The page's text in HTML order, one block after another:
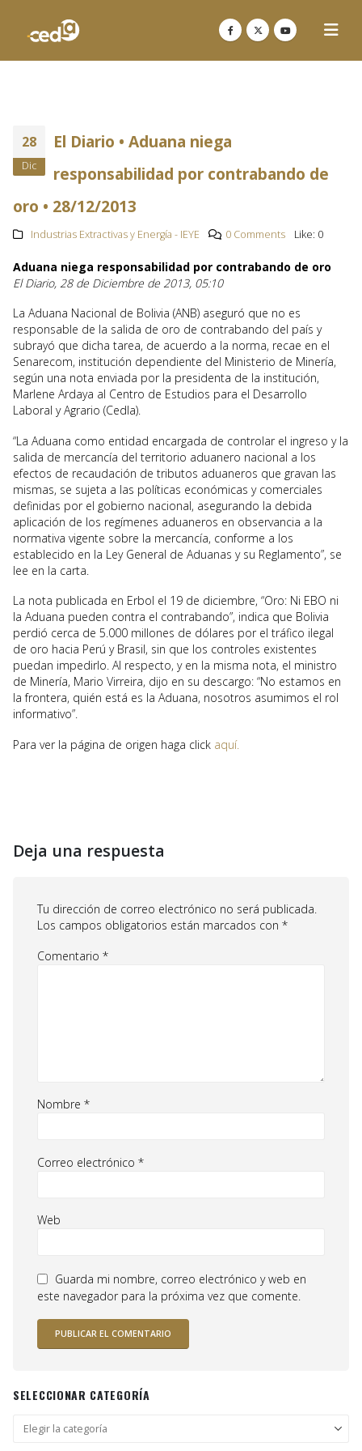
28
Dic
El Diario • Aduana niega
responsabilidad por contrabando de
oro • 28/12/2013
Industrias Extractivas y Energía - IEYE 0 Comments Like: 0
Aduana niega responsabilidad por contrabando de oro
El Diario, 28 de Diciembre de 2013, 05:10
La Aduana Nacional de Bolivia (ANB) aseguró que no es
responsable de la salida de oro de contrabando del país y
subrayó que dicha tarea, de acuerdo a la norma, recae en el
Senarecom, institución dependiente del Ministerio de Minería,
según una nota enviada por la presidenta de la institución,
Marlene Ardaya al Centro de Estudios para el Desarrollo
Laboral y Agrario (Cedla).
“La Aduana como entidad encargada de controlar el ingreso y la
salida de mercancía del territorio aduanero nacional a los
efectos de recaudación de tributos aduaneros que gravan las
mismas, se sujeta a las políticas económicas y comerciales
definidas por el gobierno nacional, asegurando la debida
aplicación de los regímenes aduaneros en observancia a la
normativa vigente sobre la mercancía, conforme a los
establecido en la Ley General de Aduanas y su Reglamento”, se
lee en la carta.
La nota publicada en Erbol el 19 de diciembre, “Oro: Ni EBO ni
la Aduana pueden contra el contrabando”, indica que Bolivia
perdió cerca de 5.000 millones de dólares por el tráfico ilegal
de oro hacia Perú y Brasil, sin que los controles existentes
puedan impedirlo. Al respecto, y en la misma nota, el ministro
de Minería, Mario Virreira, dijo en su descargo: “No estamos en
la frontera, quién está es la Aduana, nosotros asumimos el rol
informativo”.
Para ver la página de origen haga click aquí.
Deja una respuesta
Tu dirección de correo electrónico no será publicada.
Los campos obligatorios están marcados con *
Comentario *
Nombre *
Correo electrónico *
Web
Guarda mi nombre, correo electrónico y web en
este navegador para la próxima vez que comente.
SELECCIONAR CATEGORÍA
Seleccionar
categoría